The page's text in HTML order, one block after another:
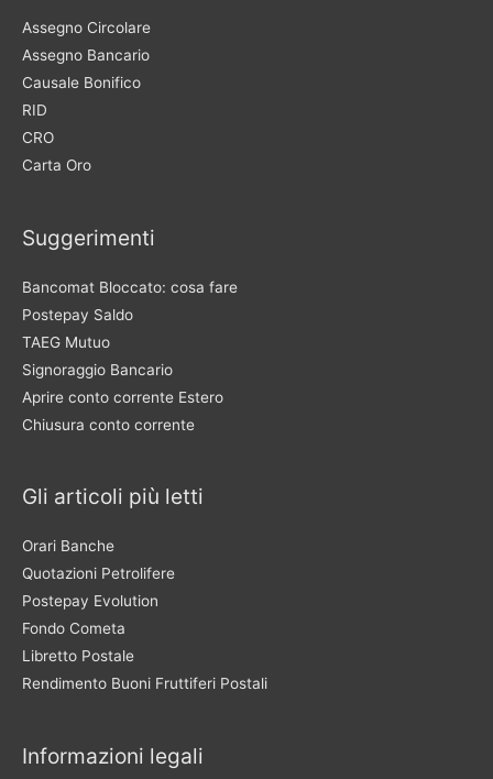
Assegno Circolare
Assegno Bancario
Causale Bonifico
RID
CRO
Carta Oro
Suggerimenti
Bancomat Bloccato: cosa fare
Postepay Saldo
TAEG Mutuo
Signoraggio Bancario
Aprire conto corrente Estero
Chiusura conto corrente
Gli articoli più letti
Orari Banche
Quotazioni Petrolifere
Postepay Evolution
Fondo Cometa
Libretto Postale
Rendimento Buoni Fruttiferi Postali
Informazioni legali